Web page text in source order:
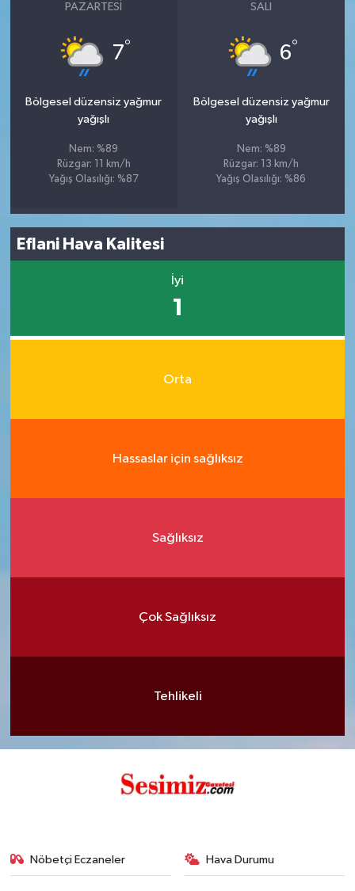
PAZARTESI
7°
Bölgesel düzensiz yağmur
yağışlı
Nem: %89
Rüzgar: 11 km/h
Yağış Olasılığı: %87
SALI
6°
Bölgesel düzensiz yağmur
yağışlı
Nem: %89
Rüzgar: 13 km/h
Yağış Olasılığı: %86
Eflani Hava Kalitesi
İyi
1
Orta
Hassaslar için sağlıksız
Sağlıksız
Çok Sağlıksız
Tehlikeli
Nöbetçi Eczaneler Hava Durumu